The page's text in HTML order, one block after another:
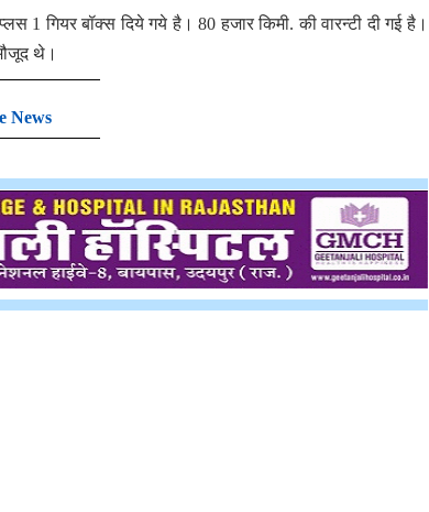
1 गियर बॉक्स दिये गये है। 80 हजार किमी. की वारन्टी दी गई है।
थे।
News